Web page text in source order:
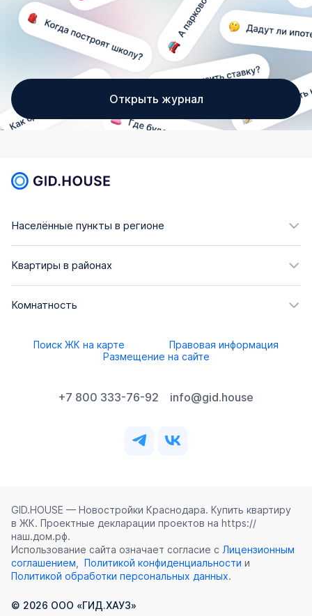
Открыть журнал
Населённые пункты в регионе
Квартиры в районах
Комнатность
Поиск ЖК на карте
Правовая информация
Размещение на сайте
+7 800 333-76-92 info@gid.house
GID.HOUSE — Новостройки Краснодара. Купить квартиру
в ЖК. Проектные декларации проектов на https://
наш.дом.рф.
Использование сайта означает согласие с Лицензионным
соглашением
Политикой конфиденциальности и
Политикой обработки персональных данных.
© 2026 ООО «ГИД.ХАУЗ»